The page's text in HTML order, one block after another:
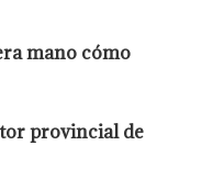
mano cómo
provincial de